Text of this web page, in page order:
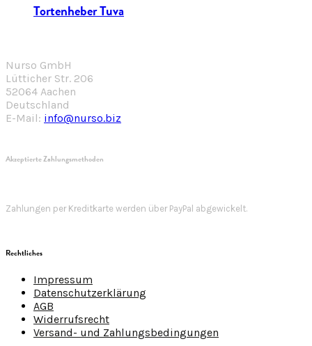
Tortenheber Tuva
Nurso GmbH
Lütticher Str. 206
52064 Aachen
Deutschland
E-Mail: info@nurso.biz
Akzeptierte Zahlungsmethoden
Zahlungen per Kreditkarte werden über PayPal abgewickelt.
Rechtliches
Impressum
Datenschutzerklärung
AGB
Widerrufsrecht
Versand- und Zahlungsbedingungen